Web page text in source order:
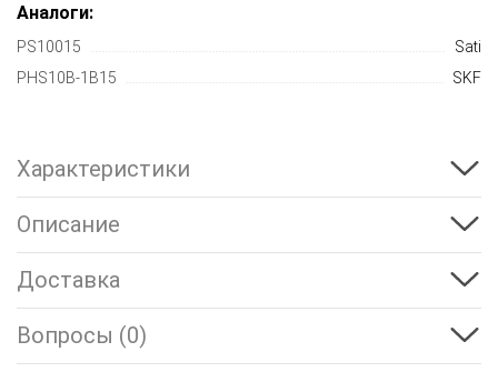
Аналоги:
PS10015
Sati
PHS10B-1B15
SKF
Характеристики
Описание
Доставка
Вопросы (0)